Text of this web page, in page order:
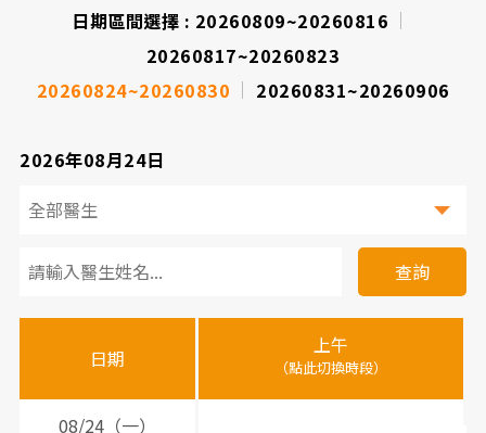
日期區間選擇 : 20260809~20260816
20260817~20260823
20260824~20260830
20260831~20260906
2026年08月24日
診
醫
時
查詢
日期
上午
（點此切換時段）
08/24（一）